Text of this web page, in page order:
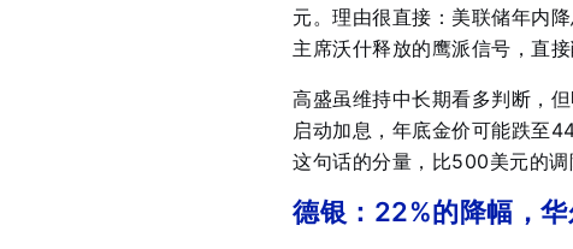
元。理由很直接：美联储年内
主席沃什释放的鹰派信号，直
高盛虽维持中长期看多判断，
启动加息，年底金价可能跌至
这句话的分量，比500美元的
德银：22%的降幅，华